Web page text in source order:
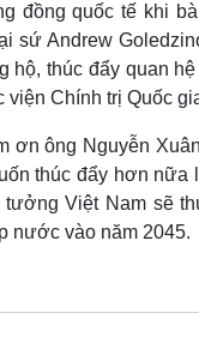
đồng quốc tế khi
sứ Andrew
hộ, thúc đẩy quan
Chính trị Quốc
ơn ông Nguyễn
thúc đẩy hơn
Việt Nam sẽ
nước vào năm 2045.